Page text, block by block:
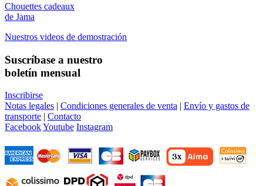
Chouettes cadeaux
de Jama
Nuestros videos de demostración
Suscríbase a nuestro
boletín mensual
Inscribirse
Notas legales | Condiciones generales de venta | Envío y gastos de
transporte | Contacto
FacebookYoutube Instagram